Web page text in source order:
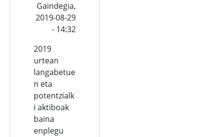
Gaindegia,
2019-08-29
- 14:32
2019
urtean
langabetue
n eta
potentzialk
i aktiboak
baina
enplegu